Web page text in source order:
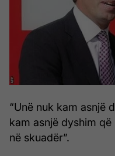
“Unë nuk kam asnjë
kam asnjë dyshim
në skuadër”.